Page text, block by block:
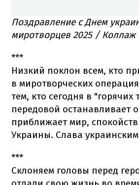
Поздравление с Днем
миротворцев 2025 / Коллаж
***
Низкий поклон всем, кто
в миротворческих
тем, кто сегодня в "горячих
передовой останавливает
приближает мир,
Украины. Слава
***
Склоняем головы перед